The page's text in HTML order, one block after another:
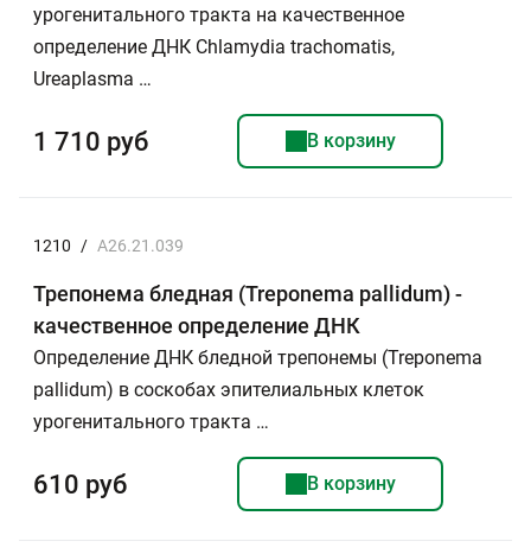
урогенитального тракта на качественное
определение ДНК Chlamydia trachomatis,
Ureaplasma …
1 710 руб В корзину
1210 / A26.21.039
Трепонема бледная (Treponema pallidum) -
качественное определение ДНК
Определение ДНК бледной трепонемы (Treponema
pallidum) в соскобах эпителиальных клеток
урогенитального тракта …
610 руб В корзину